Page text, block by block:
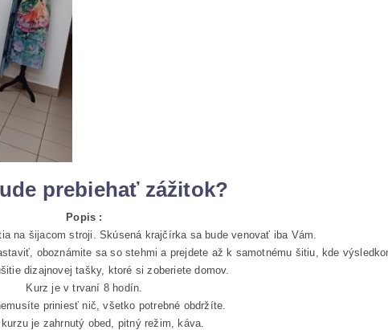
prebiehať zážitok?
Popis :
na šijacom stroji. Skúsená krajčírka sa bude venovať iba Vám.
oboznámite sa so stehmi a prejdete až k samotnému šitiu, kde
dizajnovej tašky, ktoré si zoberiete domov.
Kurz je v trvaní 8 hodín.
priniesť nič, všetko potrebné obdržíte.
je zahrnutý obed, pitný režim, káva.